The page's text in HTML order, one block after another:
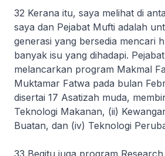
32 Kerana itu, saya melihat di
saya dan Pejabat Mufti adalah
generasi yang bersedia mencari
banyak isu yang dihadapi.
melancarkan program Makmal
Muktamar Fatwa pada bulan
disertai 17 Asatizah muda,
Teknologi Makanan, (ii)
Buatan, dan (iv) Teknologi
33 Begitu juga program